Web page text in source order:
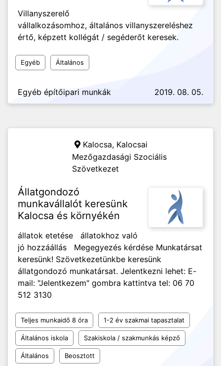
Villanyszerelő
vállalkozásomhoz, általános villanyszereléshez
értő, képzett kollégát / segéderőt keresek.
Egyéb Általános
Egyéb építőipari munkák 2019. 08. 05.
Kalocsa, Kalocsai
Mezőgazdasági Szociális
Szövetkezet
Állatgondozó
munkavállalót keresünk
Kalocsa és környékén
állatok etetése állatokhoz való
jó hozzáállás Megegyezés kérdése Munkatársat
keresünk! Szövetkezetünkbe keresünk
állatgondozó munkatársat. Jelentkezni lehet: E-
mail: "Jelentkezem" gombra kattintva tel: 06 70
512 3130
Teljes munkaidő 8 óra 1-2 év szakmai tapasztalat
Általános iskola Szakiskola / szakmunkás képző
Általános Beosztott